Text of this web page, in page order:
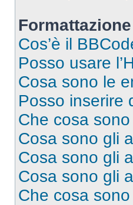
Cos’è il
Posso usare
Cosa sono le
Posso inserire
Che cosa
Cosa sono gli
Cosa sono gli
Cosa sono gli
Che cosa